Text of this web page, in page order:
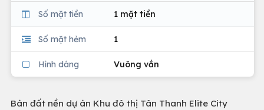
Số mặt tiền 1 mặt tiền
Số mặt hẻm 1
Hình dáng Vuông vắn
Bán đất nền dự án Khu đô thị Tân Thanh Elite City